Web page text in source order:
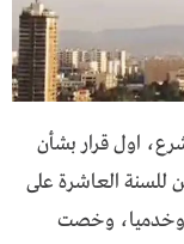
اول قرار بشأن
للسنة العاشرة على
وخدميا، وخصت